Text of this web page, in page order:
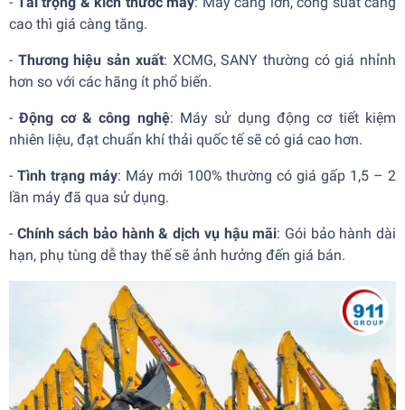
cao thì giá càng tăng.
- Thương hiệu sản xuất: XCMG, SANY thường có giá nhỉnh
hơn so với các hãng ít phổ biến.
-Động cơ & công nghệ: Máy sử dụng động cơ tiết kiệm
nhiên liệu, đạt chuẩn khí thải quốc tế sẽ có giá cao hơn.
- Tình trạng máy: Máy mới 100% thường có giá gấp 1,5 – 2
lần máy đã qua sử dụng.
- Chính sách bảo hành & dịch vụ hậu mãi: Gói bảo hành dài
hạn, phụ tùng dễ thay thế sẽ ảnh hưởng đến giá bán.